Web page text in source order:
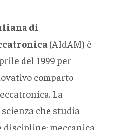
di
(AIdAM) è
del 1999 per
comparto
La
scienza che studia
meccanica,